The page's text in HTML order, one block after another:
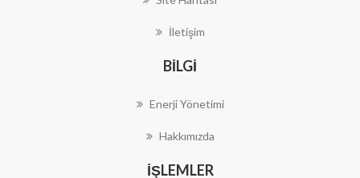
İletişim
BILGI
Enerji Yönetimi
Hakkımızda
İŞLEMLER